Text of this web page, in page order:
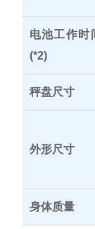
电池工作时
(*2)
秤盘尺寸
外形尺寸
身体质量